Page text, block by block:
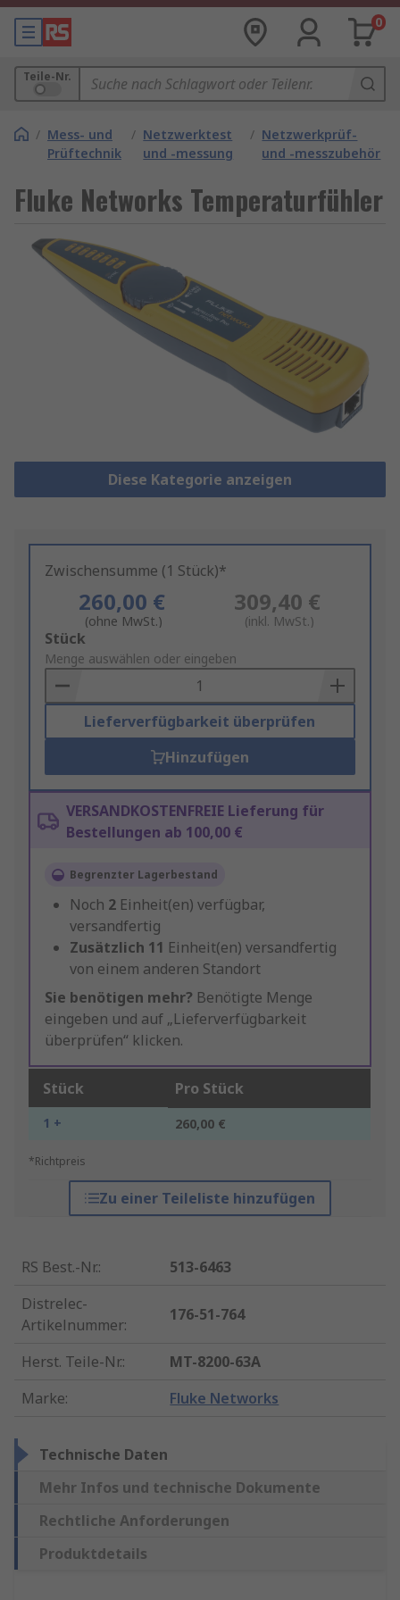
0
Teile-Nr.
/ Mess- und
Prüftechnik
/ Netzwerktest
und -messung
/ Netzwerkprüf-
und -messzubehör
Fluke Networks Temperaturfühler
Diese Kategorie anzeigen
Zwischensumme (1 Stück)*
260,00 €
(ohne MwSt.)
309,40 €
(inkl. MwSt.)
Add
to
Basket
Stück
Menge auswählen oder eingeben
Lieferverfügbarkeit überprüfen
Hinzufügen
VERSANDKOSTENFREIE Lieferung für
Bestellungen ab 100,00 €
Begrenzter Lagerbestand
Noch 2 Einheit(en) verfügbar,
versandfertig
Zusätzlich 11 Einheit(en) versandfertig
von einem anderen Standort
Sie benötigen mehr? Benötigte Menge
eingeben und auf „Lieferverfügbarkeit
überprüfen“ klicken.
Stück Pro Stück
1 + 260,00 €
*Richtpreis
Zu einer Teileliste hinzufügen
RS Best.-Nr.:
513-6463
Distrelec-
Artikelnummer:
176-51-764
Herst. Teile-Nr.:
MT-8200-63A
Marke: Fluke Networks
Technische Daten
Mehr Infos und technische Dokumente
Rechtliche Anforderungen
Produktdetails